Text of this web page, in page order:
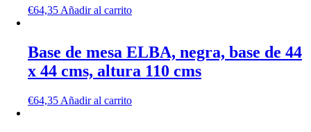
€64,35 Añadir al carrito
Base de mesa ELBA, negra, base de 44
x 44 cms, altura 110 cms
€64,35 Añadir al carrito